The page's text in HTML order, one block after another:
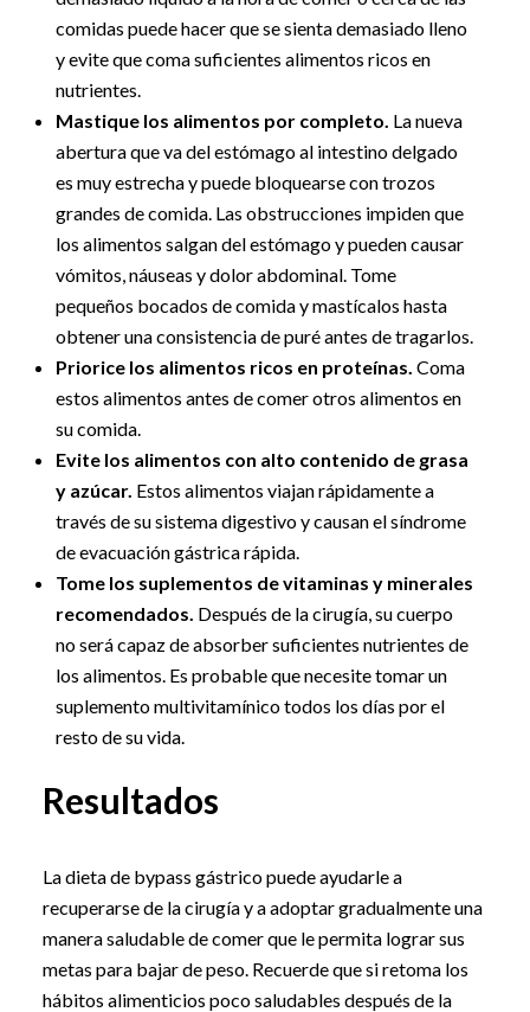
comidas puede hacer que se sienta demasiado lleno
y evite que coma suficientes alimentos ricos en
nutrientes.
Mastique los alimentos por completo. La nueva
abertura que va del estómago al intestino delgado
es muy estrecha y puede bloquearse con trozos
grandes de comida. Las obstrucciones impiden que
los alimentos salgan del estómago y pueden causar
vómitos, náuseas y dolor abdominal. Tome
pequeños bocados de comida y mastícalos hasta
obtener una consistencia de puré antes de tragarlos.
Priorice los alimentos ricos en proteínas. Coma
estos alimentos antes de comer otros alimentos en
su comida.
Evite los alimentos con alto contenido de grasa
y azúcar. Estos alimentos viajan rápidamente a
través de su sistema digestivo y causan el síndrome
de evacuación gástrica rápida.
Tome los suplementos de vitaminas y minerales
recomendados. Después de la cirugía, su cuerpo
no será capaz de absorber suficientes nutrientes de
los alimentos. Es probable que necesite tomar un
suplemento multivitamínico todos los días por el
resto de su vida.
Resultados
La dieta de bypass gástrico puede ayudarle a
recuperarse de la cirugía y a adoptar gradualmente una
manera saludable de comer que le permita lograr sus
metas para bajar de peso. Recuerde que si retoma los
hábitos alimenticios poco saludables después de la